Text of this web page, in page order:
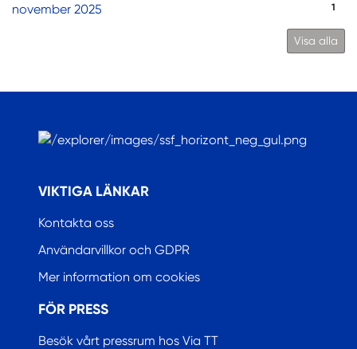
november 2025 1
Visa alla
VIKTIGA LÄNKAR
Kontakta oss
Användarvillkor och GDPR
Mer information om cookies
FÖR PRESS
Besök vårt pressrum hos Via TT